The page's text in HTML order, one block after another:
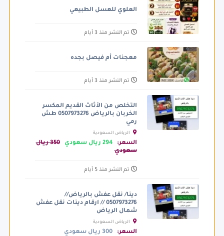
العلوي للعسل الطبيعي
تم النشر منذ 3 أيام
معجنات أم فيصل بجده
تم النشر منذ 3 أيام
التخلص من الأثاث القديم المكسر
الخربان بالرياض 0507973276 طش
رمي
السعر: 294 ريال سعودي
350 ريال
سعودي
تم النشر منذ 5 أيام
دينا/ نقل عفش بالرياض//
0507973276 // ارقام دينات نقل عفش
شمال الرياض
السعر: 300 ريال سعودي